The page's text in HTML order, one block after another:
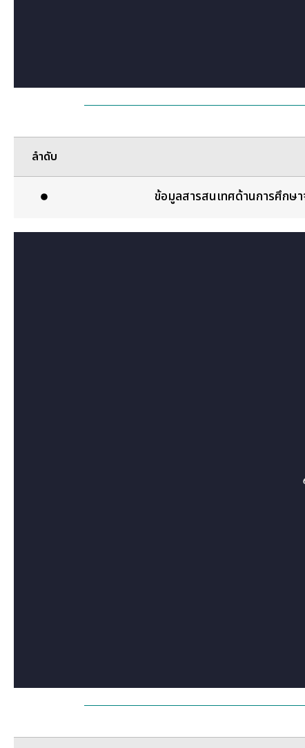
ลำดับ
ข้อมูลสารสนเทศด้านการศึกษ